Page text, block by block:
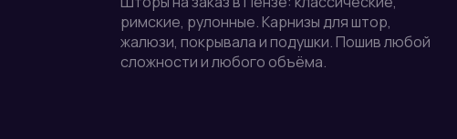
римские, рулонные. Карнизы для штор,
жалюзи, покрывала и подушки. Пошив любой
сложности и любого объёма.